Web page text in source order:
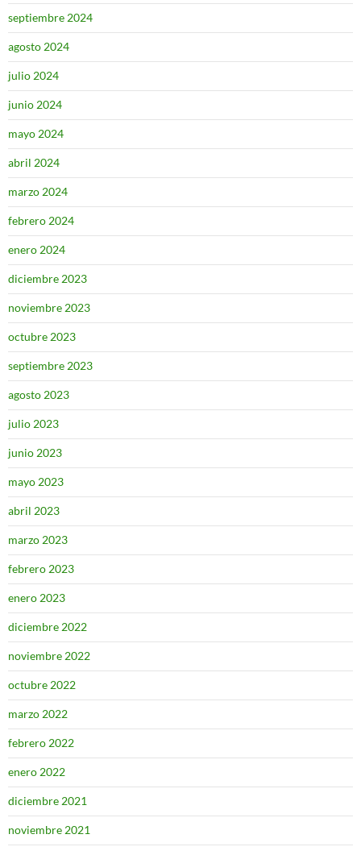
septiembre 2024
agosto 2024
julio 2024
junio 2024
mayo 2024
abril 2024
marzo 2024
febrero 2024
enero 2024
diciembre 2023
noviembre 2023
octubre 2023
septiembre 2023
agosto 2023
julio 2023
junio 2023
mayo 2023
abril 2023
marzo 2023
febrero 2023
enero 2023
diciembre 2022
noviembre 2022
octubre 2022
marzo 2022
febrero 2022
enero 2022
diciembre 2021
noviembre 2021